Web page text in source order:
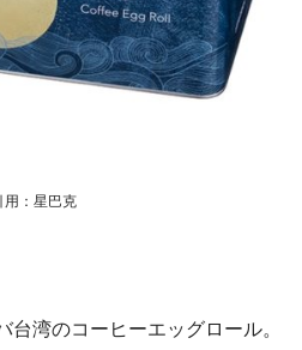
用：星巴克
台湾のコーヒーエッグロール。